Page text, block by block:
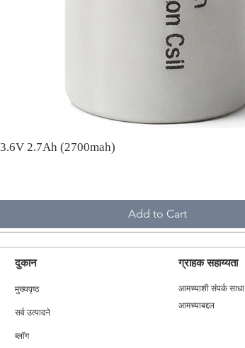
2.7Ah (2700mah)
Add to Cart
दुकान
मुख्यपृष्ठ
सर्व उत्पादने
ब्लॉग
ग्राहक सहाय्यता
आमच्याशी संपर्क साधा
आमच्याबद्दल